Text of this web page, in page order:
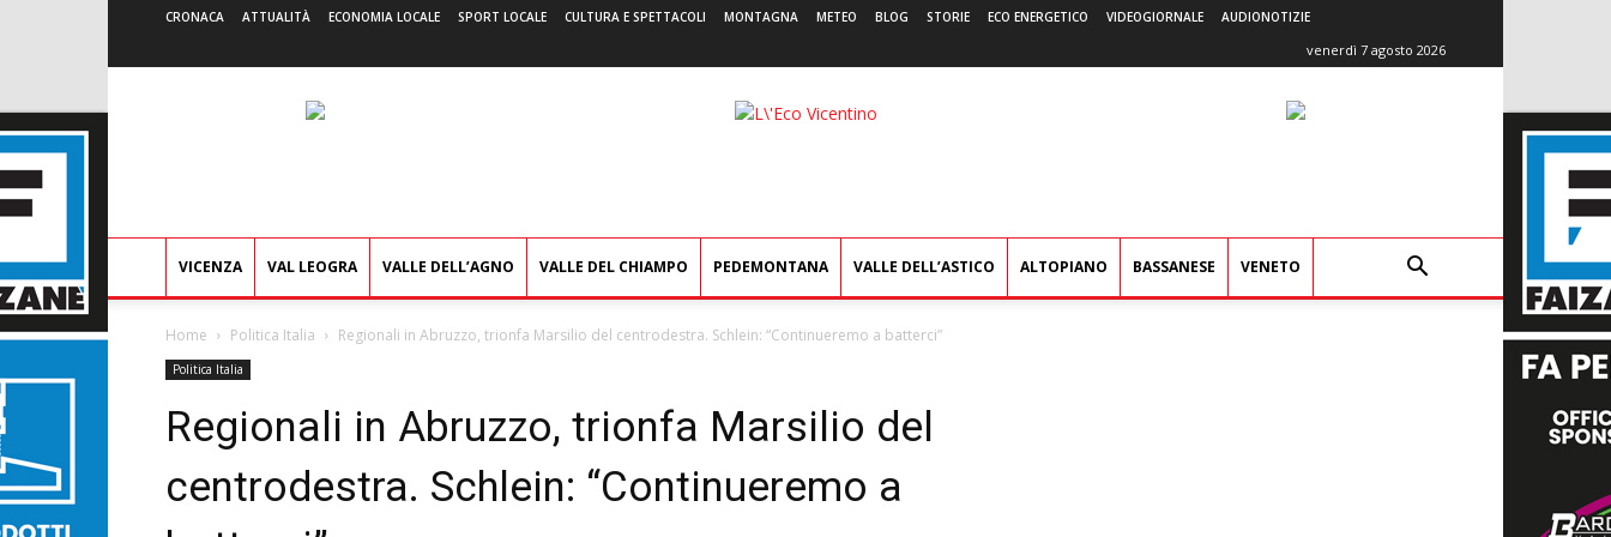
CRONACA ATTUALITÀ ECONOMIA LOCALE SPORT LOCALE CULTURA E SPETTACOLI MONTAGNA METEO BLOG STORIE ECO ENERGETICO VIDEOGIORNALE AUDIONOTIZIE
venerdì 7 agosto 2026
L'Eco
VICENZA VAL LEOGRA VALLE DELL’AGNO VALLE DEL CHIAMPO PEDEMONTANA VALLE DELL’ASTICO ALTOPIANO BASSANESE VENETO
Home Politica Italia Regionali in Abruzzo, trionfa Marsilio del centrodestra. Schlein: “Continueremo a batterci”
Politica Italia
Regionali in Abruzzo, trionfa Marsilio del
centrodestra. Schlein: “Continueremo a